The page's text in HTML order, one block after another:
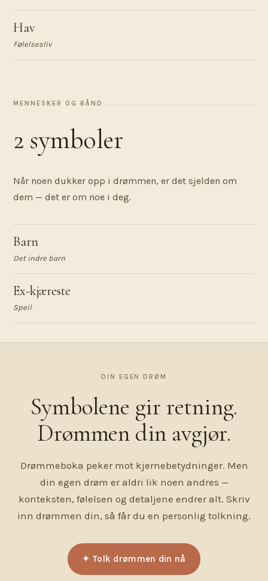
Hav
Følelsesliv
MENNESKER OG BÅND
2 symboler
Når noen dukker opp i drømmen, er det sjelden om
dem — det er om noe i deg.
Barn
Det indre barn
Ex-kjæreste
Speil
DIN EGEN DRØM
Symbolene gir retning.
Drømmen din avgjør.
Drømmeboka peker mot kjernebetydninger. Men
din egen drøm er aldri lik noen andres —
konteksten, følelsen og detaljene endrer alt. Skriv
inn drømmen din, så får du en personlig tolkning.
✦ Tolk drømmen din nå